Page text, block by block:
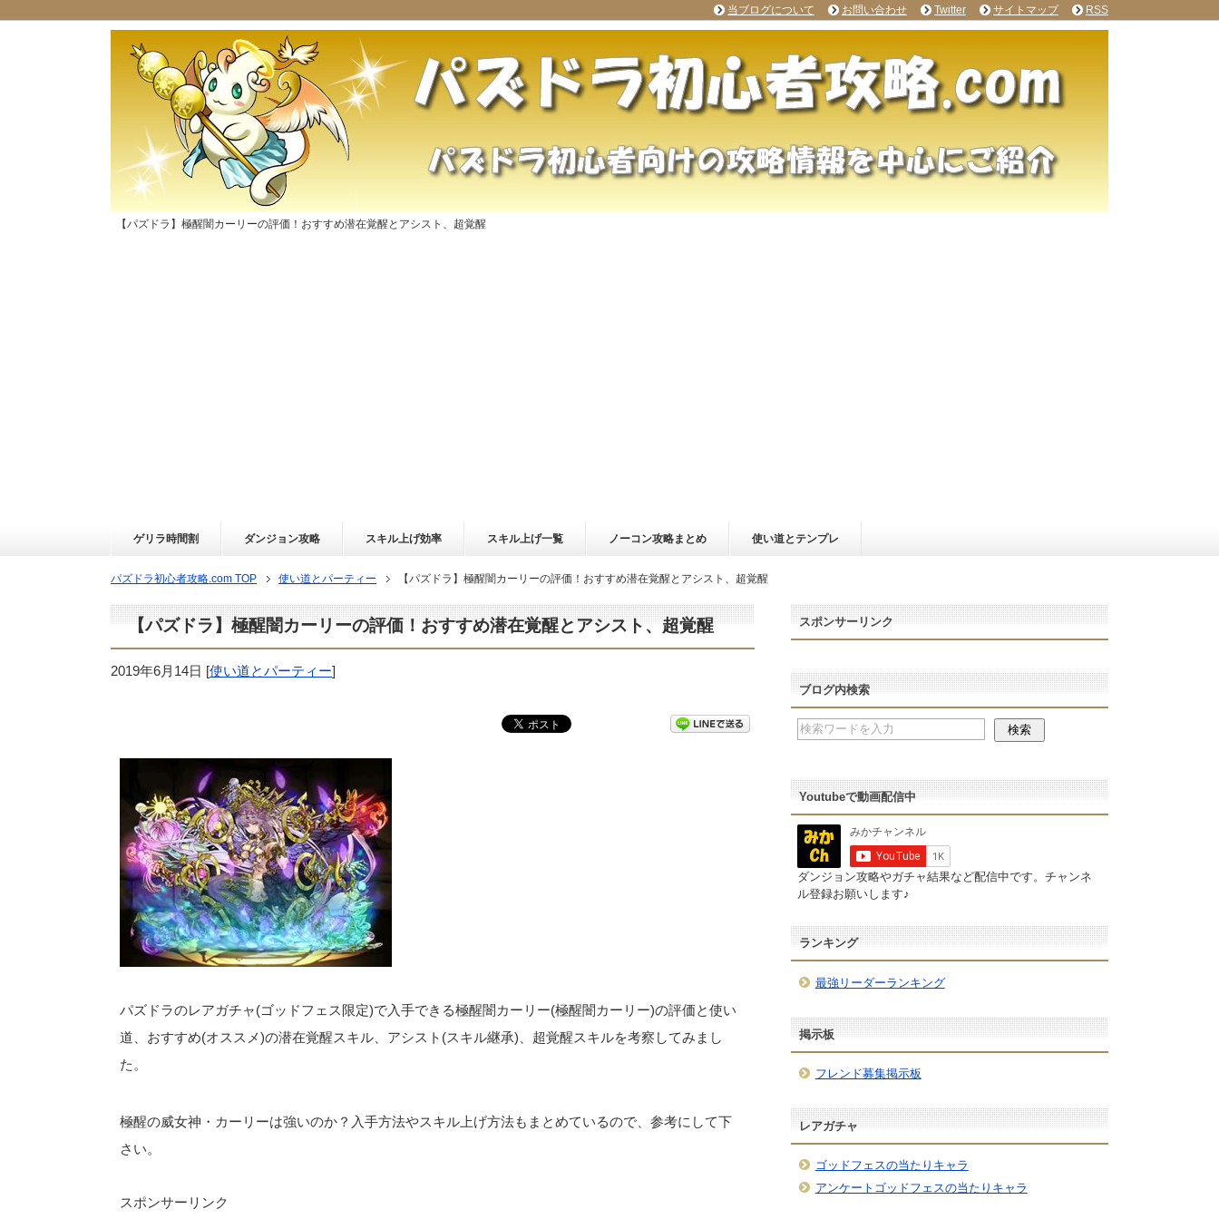
【パズドラ】極醒闇カーリーの評価！おすすめ潜在覚醒とアシスト、超覚醒
ゲリラ時間割 ダンジョン攻略 スキル上げ効率 スキル上げ一覧 ノーコン攻略まとめ 使い道とテンプレ
パズドラ初心者攻略.com TOP 使い道とパーティー 【パズドラ】極醒闇カーリーの評価！おすすめ潜在覚醒とアシスト、超覚醒
【パズドラ】極醒闇カーリーの評価！おすすめ潜在覚醒とアシスト、超覚醒
2019年6月14日 [使い道とパーティー]
パズドラのレアガチャ(ゴッドフェス限定)で入手できる極醒闇カーリー(極醒闇カーリー)の評価と使い
道、おすすめ(オススメ)の潜在覚醒スキル、アシスト(スキル継承)、超覚醒スキルを考察してみまし
た。
極醒の威女神・カーリーは強いのか？入手方法やスキル上げ方法もまとめているので、参考にして下
さい。
スポンサーリンク
スポンサーリンク
ブログ内検索
Youtubeで動画配信中
ダンジョン攻略やガチャ結果など配信中です。チャンネ
ル登録お願いします♪
ランキング
最強リーダーランキング
掲示板
フレンド募集掲示板
レアガチャ
ゴッドフェスの当たりキャラ
アンケートゴッドフェスの当たりキャラ
当ブログについて お問い合わせ Twitter サイトマップ RSS